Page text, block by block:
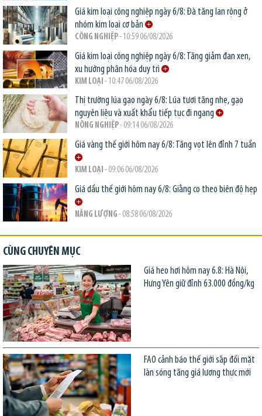
Giá kim loại công nghiệp ngày 6/8: Đà tăng lan rộng ở
nhóm kim loại cơ bản
CÔNG NGHIỆP- 10:59 06/08/2026
Giá kim loại công nghiệp ngày 6/8: Tăng giảm đan xen,
xu hướng phân hóa duy trì
KIM LOẠI - 10:47 06/08/2026
Thị trường lúa gạo ngày 6/8: Lúa tươi tăng nhẹ, gạo
nguyên liệu và xuất khẩu tiếp tục đi ngang
NÔNG NGHIỆP- 09:14 06/08/2026
Giá vàng thế giới hôm nay 6/8: Tăng vọt lên đỉnh 7 tuần
KIM LOẠI - 09:06 06/08/2026
Giá dầu thế giới hôm nay 6/8: Giằng co theo biên độ hẹp
NĂNG LƯỢNG - 08:58 06/08/2026
CÙNG CHUYÊN MỤC
Giá heo hơi hôm nay 6.8: Hà Nội,
Hưng Yên giữ đỉnh 63.000 đồng/kg
FAO cảnh báo thế giới sắp đối mặt
làn sóng tăng giá lương thực mới